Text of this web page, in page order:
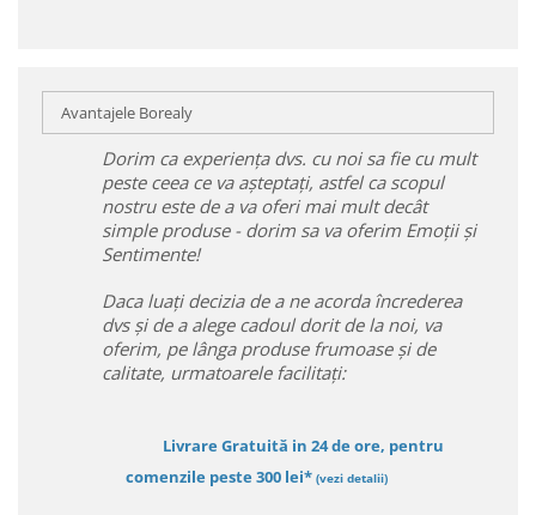
Avantajele Borealy
Dorim ca experiența dvs. cu noi sa fie cu mult
peste ceea ce va așteptați, astfel ca scopul
nostru este de a va oferi mai mult decât
simple produse - dorim sa va oferim Emoții și
Sentimente!
Daca luați decizia de a ne acorda încrederea
dvs și de a alege cadoul dorit de la noi, va
oferim, pe lânga produse frumoase și de
calitate, urmatoarele facilitați:
Livrare Gratuită in 24 de ore, pentru
comenzile peste 300 lei* (vezi detalii)